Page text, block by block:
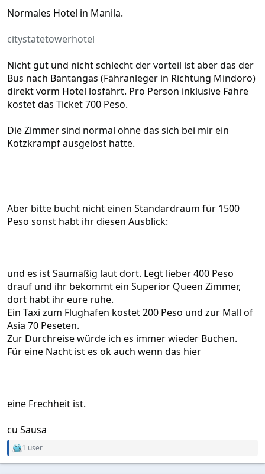
Normales Hotel in Manila.
citystatetowerhotel
Nicht gut und nicht schlecht der vorteil ist aber das der
Bus nach Bantangas (Fähranleger in Richtung Mindoro)
direkt vorm Hotel losfährt. Pro Person inklusive Fähre
kostet das Ticket 700 Peso.
Die Zimmer sind normal ohne das sich bei mir ein
Kotzkrampf ausgelöst hatte.
Aber bitte bucht nicht einen Standardraum für 1500
Peso sonst habt ihr diesen Ausblick:
und es ist Saumäßig laut dort. Legt lieber 400 Peso
drauf und ihr bekommt ein Superior Queen Zimmer,
dort habt ihr eure ruhe.
Ein Taxi zum Flughafen kostet 200 Peso und zur Mall of
Asia 70 Peseten.
Zur Durchreise würde ich es immer wieder Buchen.
Für eine Nacht ist es ok auch wenn das hier
eine Frechheit ist.
cu Sausa
R
1 user